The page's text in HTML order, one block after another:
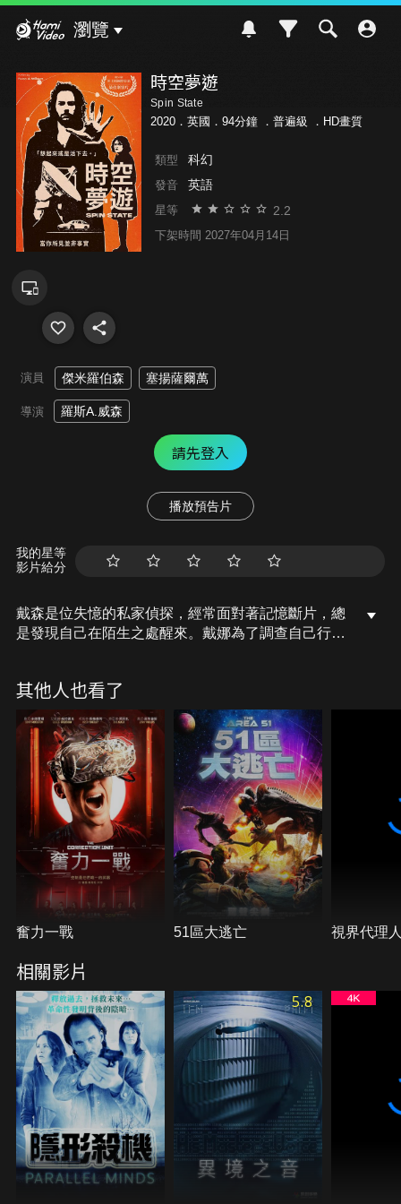
瀏覽
時空夢遊
Spin State
2020．英國．94分鐘 ． 普遍級 ．HD畫質
類型 科幻
發音 英語
星等 2.2
下架時間 2027年04月14日
演員 傑米羅伯森 塞揚薩爾萬
導演 羅斯A.威森
請先登入
播放預告片
我的星等
影片給分
戴森是位失憶的私家偵探，經常面對著記憶斷片，總
是發現自己在陌生之處醒來。戴娜為了調查自己行蹤
是真的？又有哪些記憶是被虛構的？造成他記憶斷層
的真相究竟為何…
其他人也看了
奮力一戰 51區大逃亡 視界代理
相關影片
5.8